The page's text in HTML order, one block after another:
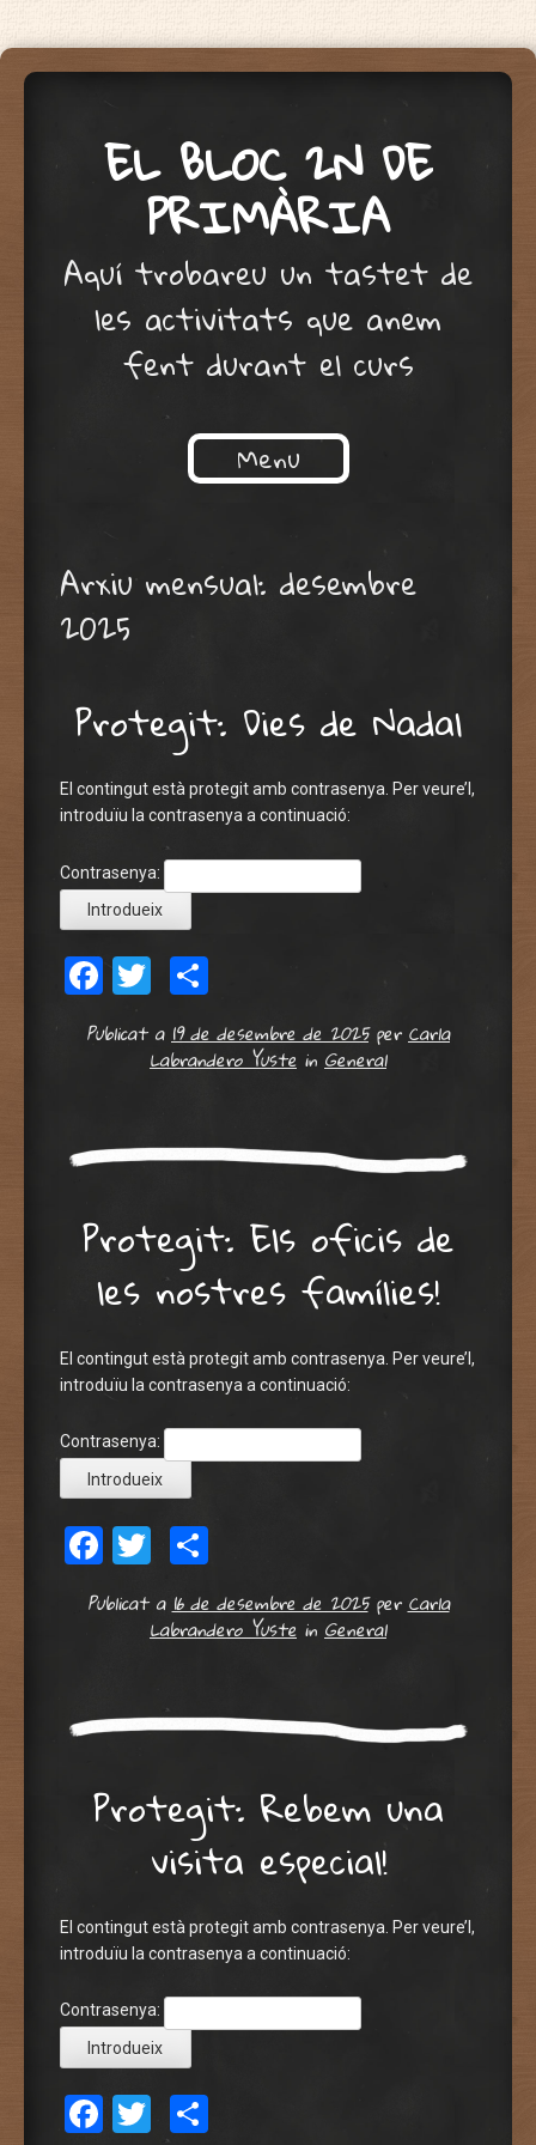
EL BLOC 2N DE
PRIMÀRIA
Aquí trobareu un tastet de
les activitats que anem
fent durant el curs
Menu
Arxiu mensual: desembre
2025
Protegit: Dies de Nadal
El contingut està protegit amb contrasenya. Per veure’l,
introduïu la contrasenya a continuació:
Contrasenya:
Facebook
Twitter
Publicat a19 de desembre de 2025perCarla
Labrandero Yuste in General
Protegit: Els oficis de
les nostres famílies!
El contingut està protegit amb contrasenya. Per veure’l,
introduïu la contrasenya a continuació:
Contrasenya:
Facebook
Twitter
Publicat a16 de desembre de 2025perCarla
Labrandero Yuste in General
Protegit: Rebem una
visita especial!
El contingut està protegit amb contrasenya. Per veure’l,
introduïu la contrasenya a continuació:
Contrasenya:
Facebook
Twitter